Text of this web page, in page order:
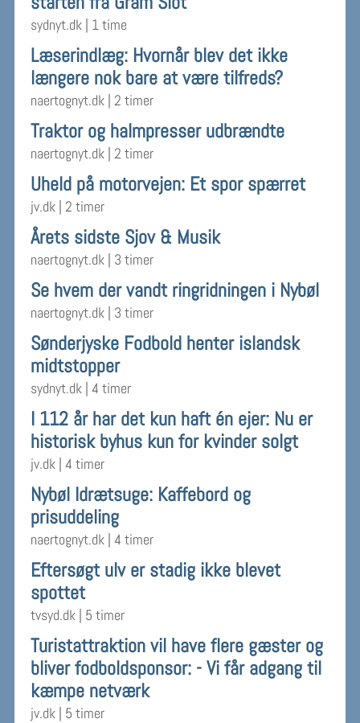
sydnyt.dk| 1 time
Læserindlæg: Hvornår blev det ikke
længere nok bare at være tilfreds?
naertognyt.dk| 2 timer
Traktor og halmpresser udbrændte
naertognyt.dk| 2 timer
Uheld på motorvejen: Et spor spærret
jv.dk| 2 timer
Årets sidste Sjov & Musik
naertognyt.dk| 3 timer
Se hvem der vandt ringridningen i Nybøl
naertognyt.dk| 3 timer
Sønderjyske Fodbold henter islandsk
midtstopper
sydnyt.dk| 4 timer
I 112 år har det kun haft én ejer: Nu er
historisk byhus kun for kvinder solgt
jv.dk| 4 timer
Nybøl Idrætsuge: Kaffebord og
prisuddeling
naertognyt.dk| 4 timer
Eftersøgt ulv er stadig ikke blevet
spottet
tvsyd.dk| 5 timer
Turistattraktion vil have flere gæster og
bliver fodboldsponsor: - Vi får adgang til
kæmpe netværk
jv.dk| 5 timer